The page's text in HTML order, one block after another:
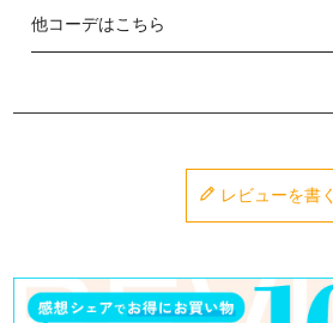
他コーデはこちら
レビューを書く